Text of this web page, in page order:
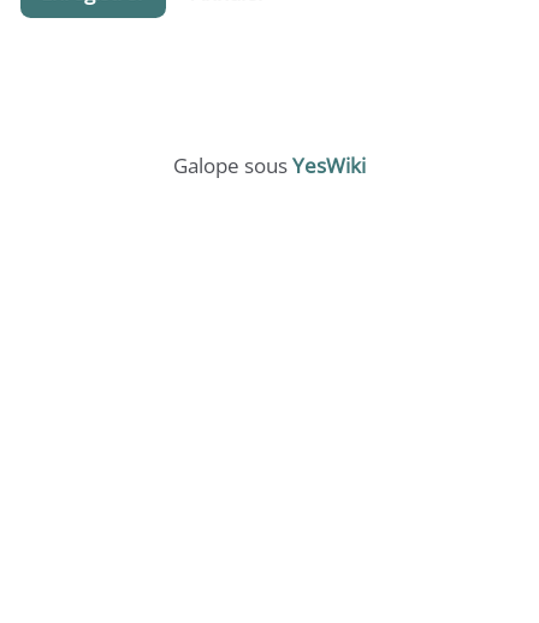
Galope sousYesWiki